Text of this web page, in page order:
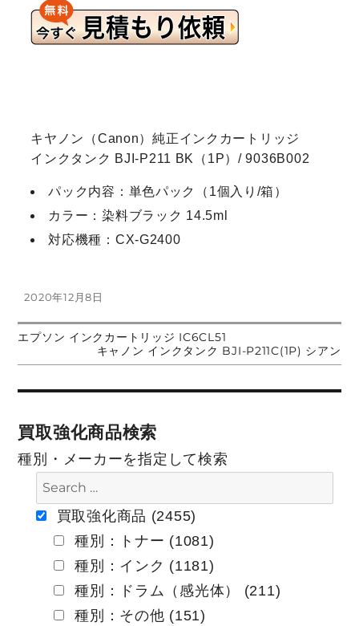
キヤノン（Canon）純正インクカートリッジ
インクタンク BJI-P211 BK（1P）/ 9036B002
パック内容：単色パック（1個入り/箱）
カラー：染料ブラック 14.5ml
対応機種：CX-G2400
投
2020年12月8日
投
ビ
ー
前
投
エプソン インクカートリッジ IC6CL51
の
稿:
キャノン インクタンク BJI-P211C(1P) シアン
買取強化商品検索
種別・メーカーを指定して検索
買取強化商品 (2455)
種別：トナー (1081)
種別：インク (1181)
種別：ドラム（感光体） (211)
種別：その他 (151)